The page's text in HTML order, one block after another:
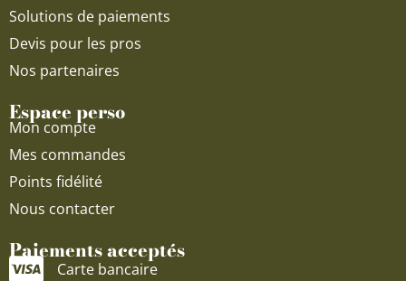
Solutions de paiements
Devis pour les pros
Nos partenaires
Espace perso
Mon compte
Mes commandes
Points fidélité
Nous contacter
Paiements acceptés
Carte bancaire